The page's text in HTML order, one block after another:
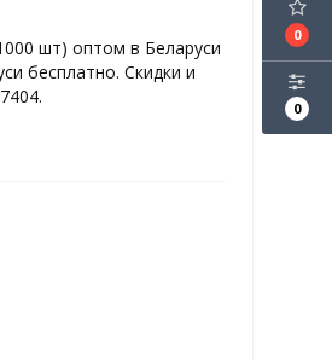
0
0
шт) оптом в Беларуси
бесплатно. Скидки и